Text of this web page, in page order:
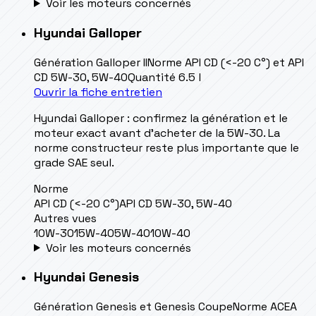
Voir les moteurs concernés
Hyundai Galloper
Génération Galloper IINorme API CD (<-20 C°) et API
CD 5W-30, 5W-40Quantité 6.5 l
Ouvrir la fiche entretien
Hyundai Galloper : confirmez la génération et le
moteur exact avant d’acheter de la 5W-30. La
norme constructeur reste plus importante que le
grade SAE seul.
Norme
API CD (<-20 C°)API CD 5W-30, 5W-40
Autres vues
10W-3015W-405W-4010W-40
Voir les moteurs concernés
Hyundai Genesis
Génération Genesis et Genesis CoupeNorme ACEA